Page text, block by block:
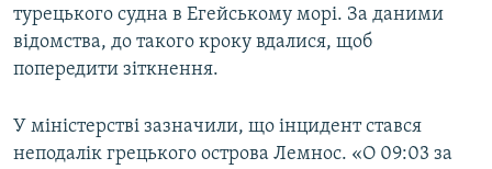
Усі сайти RFE/RL
турецького судна в Егейському морі. За даними
відомства, до такого кроку вдалися, щоб
попередити зіткнення.
У міністерстві зазначили, що інцидент стався
неподалік грецького острова Лемнос. «О 09:03 за